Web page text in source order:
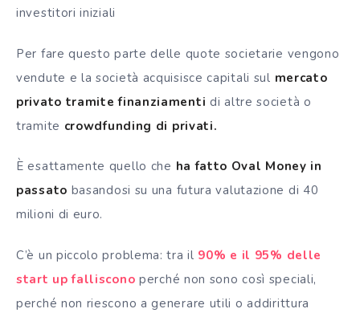
investitori iniziali
Per fare questo parte delle quote societarie vengono
vendute e la società acquisisce capitali sul mercato
privato tramite finanziamenti di altre società o
tramite crowdfunding di privati.
È esattamente quello che ha fatto Oval Money in
passato basandosi su una futura valutazione di 40
milioni di euro.
C’è un piccolo problema: tra il 90% e il 95% delle
start up falliscono perché non sono così speciali,
perché non riescono a generare utili o addirittura